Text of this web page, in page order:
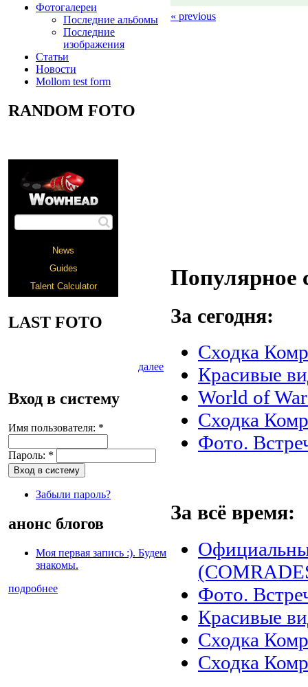
Фотогалереи
Последние альбомы
Последние
изображения
Статьи
Новости
Mollom test form
RANDOM FOTO
LAST FOTO
далее
Вход в систему
Имя пользователя: *
Пароль: *
Забыли пароль?
анонс блогов
Моя первая запись :). Будем
знакомы.
подробнее
« previous
Популярное
За сегодня:
Сходка
Красивые
World of
Сходка
Фото.
За всё время:
Фото.
Красивые
Сходка
Сходка